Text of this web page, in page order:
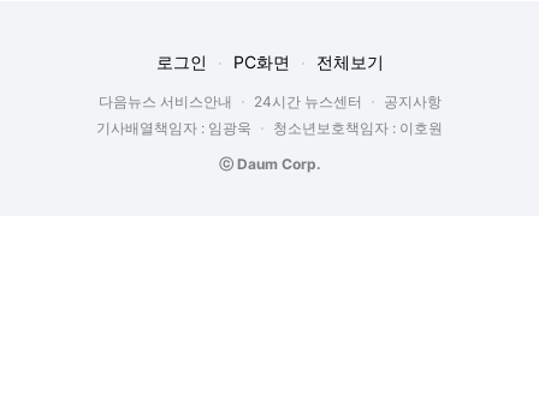
로그인 PC화면 전체보기
다음뉴스 서비스안내 24시간 뉴스센터
공지사항
기사배열책임자 : 임광욱
청소년보호책임자 : 이호원
ⓒ Daum Corp.